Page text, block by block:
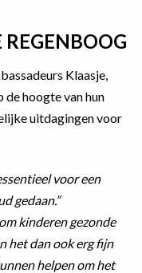
Klaasje,
de hoogte van hun
uitdagingen voor
voor een
gedaan.”
kinderen gezonde
het dan ook erg fijn
helpen om het